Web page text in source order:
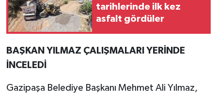
tarihlerinde ilk kez
asfalt gördüler
BAŞKAN YILMAZ ÇALIŞMALARI YERİNDE
İNCELEDİ
Gazipaşa Belediye Başkanı Mehmet Ali Yılmaz,